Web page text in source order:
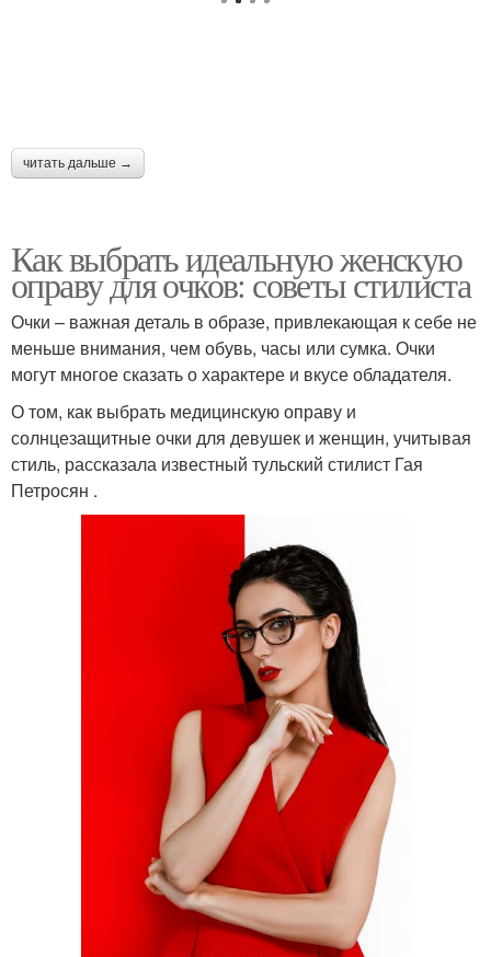
читать дальше →
Как выбрать идеальную женскую
оправу для очков: советы стилиста
Очки – важная деталь в образе, привлекающая к себе не
меньше внимания, чем обувь, часы или сумка. Очки
могут многое сказать о характере и вкусе обладателя.
О том, как выбрать медицинскую оправу и
солнцезащитные очки для девушек и женщин, учитывая
стиль, рассказала известный тульский стилист Гая
Петросян .